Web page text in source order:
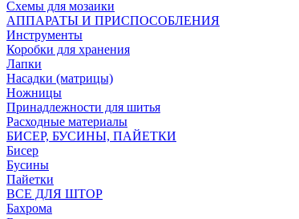
Схемы для мозаики
АППАРАТЫ И ПРИСПОСОБЛЕНИЯ
Инструменты
Коробки для хранения
Лапки
Насадки (матрицы)
Ножницы
Принадлежности для шитья
Расходные материалы
БИСЕР, БУСИНЫ, ПАЙЕТКИ
Бисер
Бусины
Пайетки
ВСЕ ДЛЯ ШТОР
Бахрома